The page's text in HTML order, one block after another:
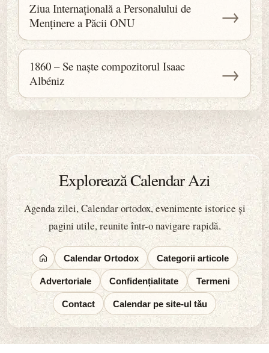
Ziua Internațională a Personalului de
Menținere a Păcii ONU
→
1860 – Se naște compozitorul Isaac
Albéniz
→
Explorează Calendar Azi
Agenda zilei, Calendar ortodox, evenimente istorice și
pagini utile, reunite într-o navigare rapidă.
Calendar Ortodox Categorii articole
Advertoriale Confidențialitate Termeni
Contact Calendar pe site-ul tău